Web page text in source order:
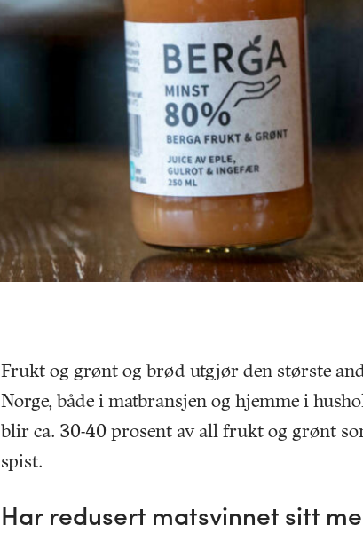
Frukt og grønt og brød utgjør den største
Norge, både i matbransjen og hjemme i
blir ca. 30-40 prosent av all frukt og grønt
spist.
Har redusert matsvinnet sitt